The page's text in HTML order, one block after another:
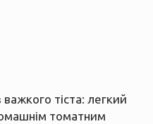
тіста: легкий
томатним